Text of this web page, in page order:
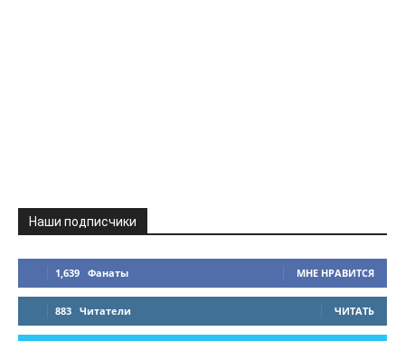
Наши подписчики
1,639 Фанаты МНЕ НРАВИТСЯ
883 Читатели ЧИТАТЬ